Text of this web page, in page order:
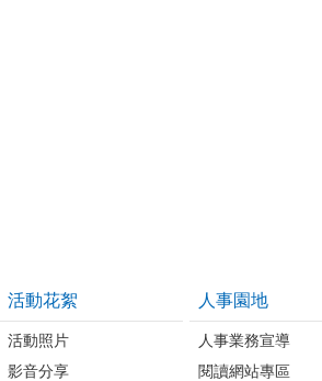
活動花絮
活動照片
影音分享
人事園地
人事業務宣導
閱讀網站專區